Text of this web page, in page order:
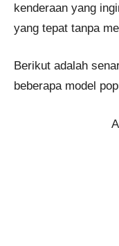
kenderaan yang
yang tepat tanpa
Berikut adalah
beberapa model